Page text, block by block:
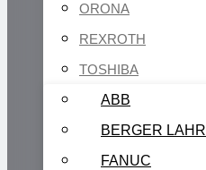
ORONA
REXROTH
TOSHIBA
ABB
BERGER LAHR
FANUC